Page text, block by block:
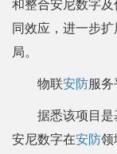
和整合安尼数字
同效应，进一步
局。
物联安防服
据悉该项目
安尼数字在安防领